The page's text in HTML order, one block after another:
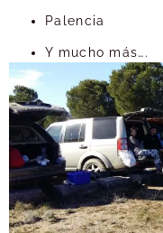
Palencia
Y mucho más….